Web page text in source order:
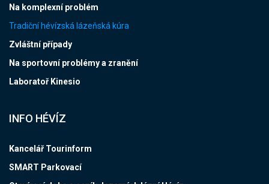
Na komplexní problém
Tradiční hévízská lázeňská kúra
Zvláštní případy
Na sportovní problémy a zranění
Laboratoř Kinesio
INFO HÉVÍZ
Kancelář Tourinform
SMART Parkovací